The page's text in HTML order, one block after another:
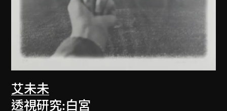
艾未未
透視研究:白宮